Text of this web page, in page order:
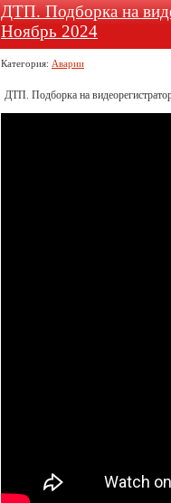
ДТП. Подборка на
Ноябрь 2024
Категория: Аварии
ДТП. Подборка на